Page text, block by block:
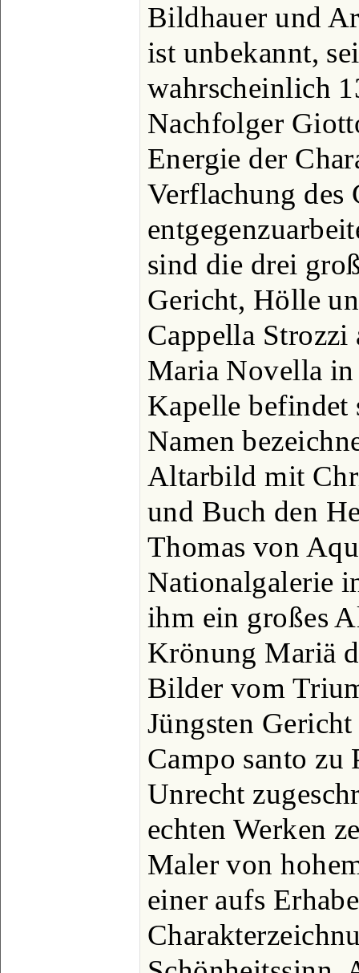
Bildhauer und
ist unbekannt,
wahrscheinlich
Nachfolger
Energie der
Verflachung des
sind die drei
Gericht, Hölle
Cappella Strozzi
Maria Novella
Kapelle befindet
Namen
Altarbild mit
und Buch den
Thomas von
Nationalgalerie
ihm ein großes
Krönung Mariä
Bilder vom
Jüngsten
Campo santo
Unrecht
echten Werken
Maler von
einer aufs